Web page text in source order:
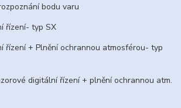
bodu varu
řízení- typ SX
řízení + Plnění ochrannou atmosférou- typ
digitální řízení + plnění ochrannou atm.